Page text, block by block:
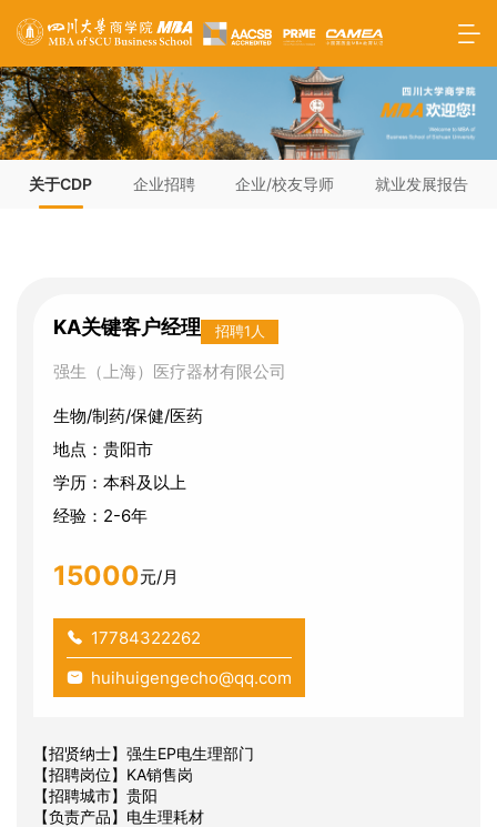
关于CDP 企业招聘 企业/校友导师 就业发展报告
KA关键客户经理 招聘1人
强生（上海）医疗器材有限公司
生物/制药/保健/医药
地点：贵阳市
学历：本科及以上
经验：2-6年
15000元/月
17784322262
huihuigengecho@qq.com
【招贤纳士】强生EP电生理部门
【招聘岗位】KA销售岗
【招聘城市】贵阳
【负责产品】电生理耗材